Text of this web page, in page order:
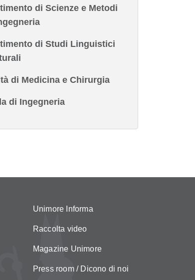
di Scienze e Metodi
di Studi Linguistici
di Medicina e Chirurgia
di Ingegneria
Unimore Informa
Raccolta video
Magazine Unimore
Press room / Dicono di noi